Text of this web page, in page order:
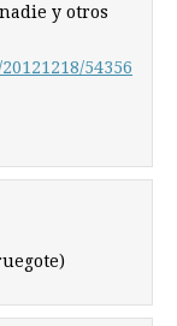
y otros
54356